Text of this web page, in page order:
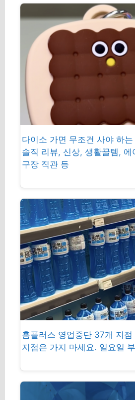
다이소 가면 무조건 사야 하
솔직 리뷰, 신상, 생활꿀템,
구장 직관 등
홈플러스 영업중단 37개 지
지점은 가지 마세요. 일요일